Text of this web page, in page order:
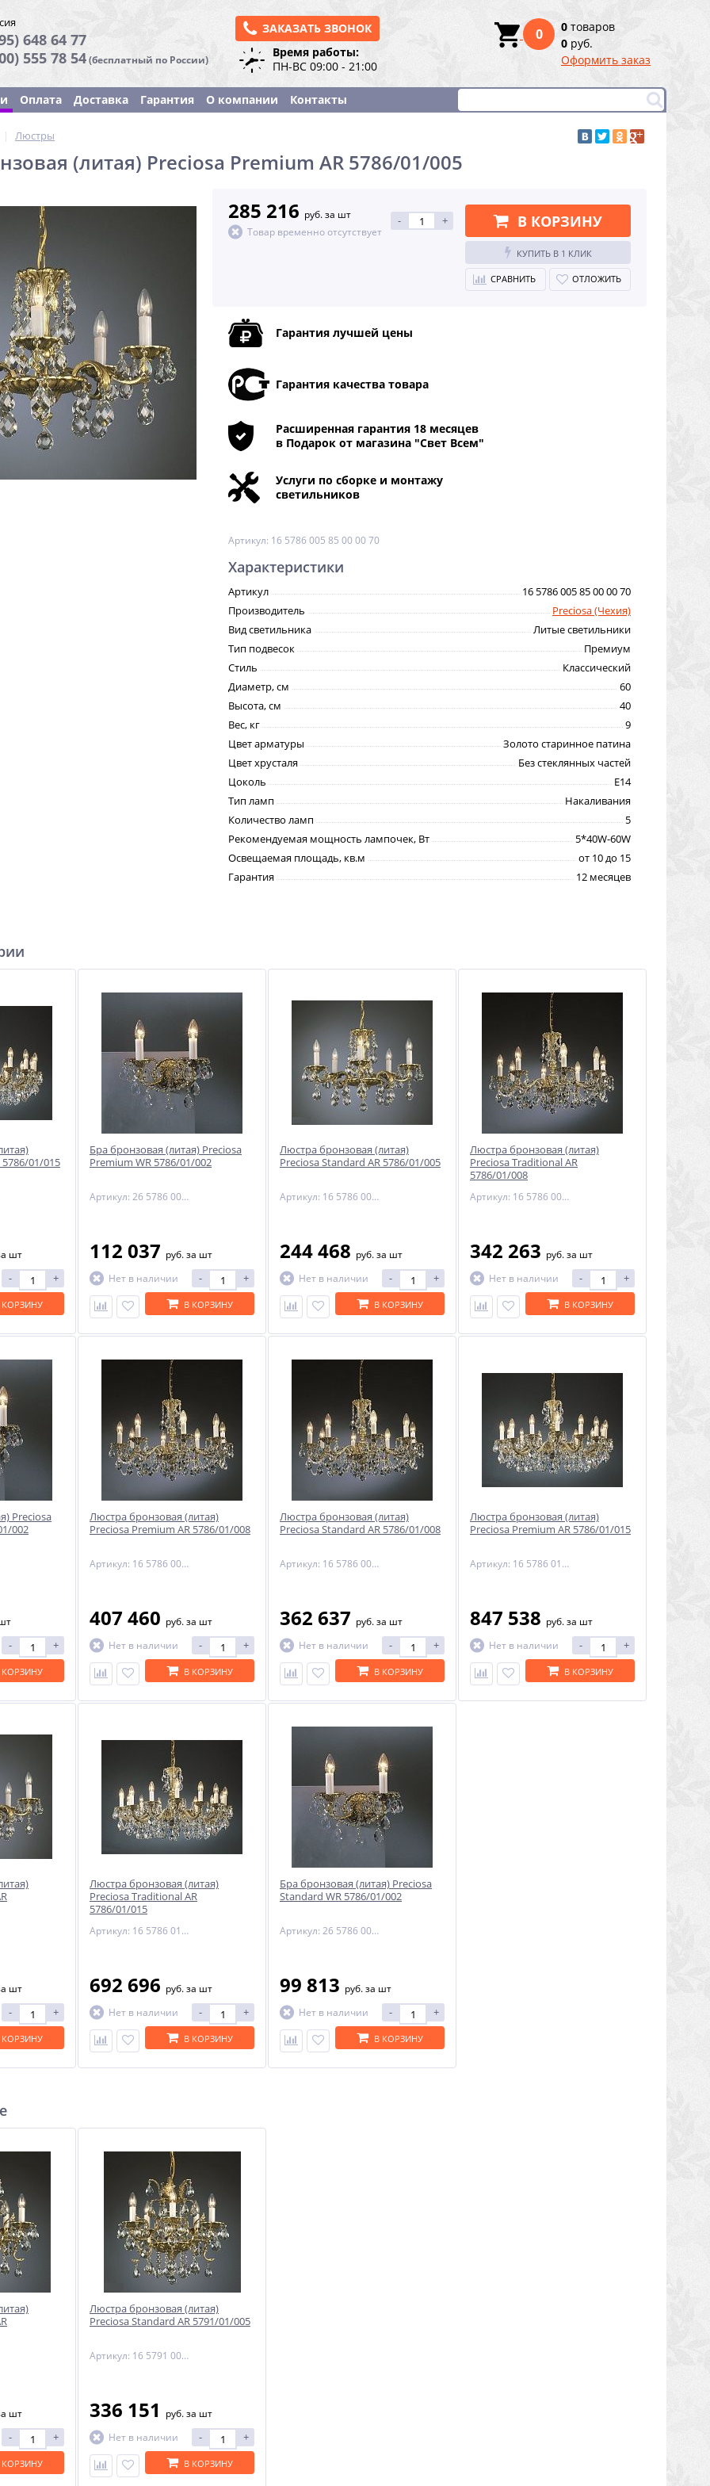
648 64 77
555 78 54(бесплатный по России)
ЗАКАЗАТЬ ЗВОНОК
Время работы:
ПН-ВС 09:00 - 21:00
0 0 товаров
0 руб.
Оформить заказ
Оплата Доставка Гарантия О компании Контакты
-29%
| Люстры
(литая) Preciosa Premium AR 5786/01/005
285 216 руб. за шт
Товар временно отсутствует
- + В КОРЗИНУ
КУПИТЬ В 1 КЛИК
СРАВНИТЬ ОТЛОЖИТЬ
Гарантия лучшей цены
Гарантия качества товара
Расширенная гарантия 18 месяцев
в Подарок от магазина "Свет Всем"
Услуги по сборке и монтажу
светильников
Артикул: 16 5786 005 85 00 00 70
Характеристики
Артикул
16 5786 005 85 00 00 70
Производитель
Preciosa (Чехия)
Вид светильника
Литые светильники
Тип подвесок
Премиум
Стиль
Классический
Диаметр, см
60
Высота, см
40
Вес, кг
9
Цвет арматуры
Золото старинное патина
Цвет хрусталя
Без стеклянных частей
Цоколь
E14
Тип ламп
Накаливания
Количество ламп
5
Рекомендуемая мощность лампочек, Вт
5*40W-60W
Освещаемая площадь, кв.м
от 10 до 15
Гарантия
12 месяцев
5786/01/015
шт
- +
КОРЗИНУ
Бра бронзовая (литая) Preciosa
Premium WR 5786/01/002
Артикул: 26 5786 002 85 00 00 70
112 037 руб.за шт
Нет в наличии
- +
В КОРЗИНУ
Люстра бронзовая (литая)
Preciosa Standard AR 5786/01/005
Артикул: 16 5786 005 85 00 00 35
244 468 руб.за шт
Нет в наличии
- +
В КОРЗИНУ
Люстра бронзовая (литая)
Preciosa Traditional AR
5786/01/008
Артикул: 16 5786 008 85 00 01 28
342 263 руб.за шт
Нет в наличии
- +
В КОРЗИНУ
Preciosa
002
- +
КОРЗИНУ
Люстра бронзовая (литая)
Preciosa Premium AR 5786/01/008
Артикул: 16 5786 008 85 00 01 70
407 460 руб.за шт
Нет в наличии
- +
В КОРЗИНУ
Люстра бронзовая (литая)
Preciosa Standard AR 5786/01/008
Артикул: 16 5786 008 85 00 01 35
362 637 руб.за шт
Нет в наличии
- +
В КОРЗИНУ
Люстра бронзовая (литая)
Preciosa Premium AR 5786/01/015
Артикул: 16 5786 015 85 00 00 70
847 538 руб.за шт
Нет в наличии
- +
В КОРЗИНУ
шт
- +
КОРЗИНУ
Люстра бронзовая (литая)
Preciosa Traditional AR
5786/01/015
Артикул: 16 5786 015 85 00 00 28
692 696 руб.за шт
Нет в наличии
- +
В КОРЗИНУ
Бра бронзовая (литая) Preciosa
Standard WR 5786/01/002
Артикул: 26 5786 002 85 00 00 35
99 813 руб.за шт
Нет в наличии
- +
В КОРЗИНУ
шт
- +
КОРЗИНУ
Люстра бронзовая (литая)
Preciosa Standard AR 5791/01/005
Артикул: 16 5791 005 85 00 00 35
336 151 руб.за шт
Нет в наличии
- +
В КОРЗИНУ